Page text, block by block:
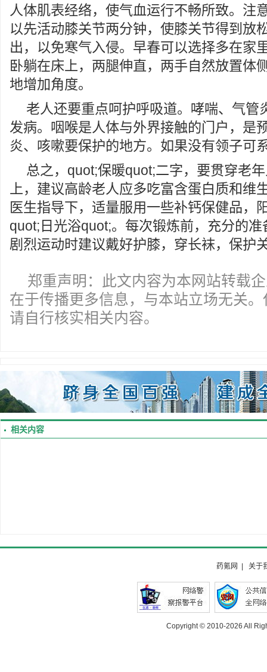
人体肌表经络，使气血运行不畅所致。注
以先活动膝关节两分钟，使膝关节得到放
出，以免寒气入侵。早春可以选择多在家
卧躺在床上，两腿伸直，两手自然放置体
地增加角度。
老人还要重点呵护呼吸道。哮喘、气管
发病。咽喉是人体与外界接触的门户，是
炎、咳嗽要保护的地方。如果没有领子可
总之，quot;保暖quot;二字，要贯穿老
上，建议高龄老人应多吃富含蛋白质和维
医生指导下，适量服用一些补钙保健品，
quot;日光浴quot;。每次锻炼前，充分的
剧烈运动时建议戴好护膝，穿长袜，保护
郑重声明：此文内容为本网站转载
在于传播更多信息，与本站立场无关
请自行核实相关内容。
相关内容
药氪网 关于
Copyright © 2010-2026 All